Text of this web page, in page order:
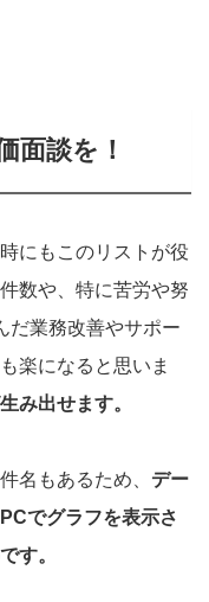
面談を！
にもこのリストが役
数や、特に苦労や努
だ業務改善やサポー
楽になると思いま
み出せます。
名もあるため、 デー
PCでグラフを表示さ
す。